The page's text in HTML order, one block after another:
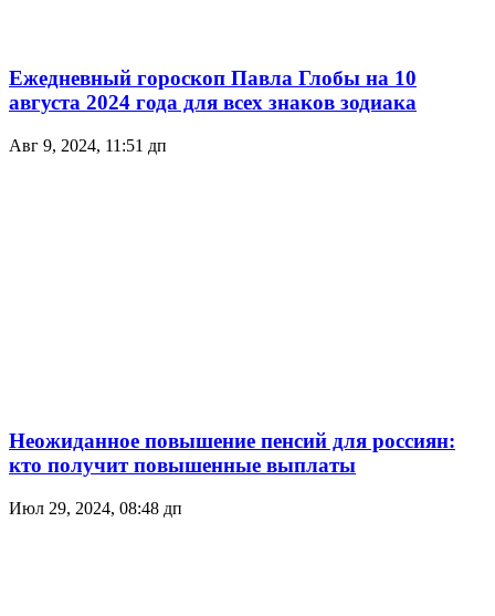
Ежедневный гороскоп Павла Глобы на 10
августа 2024 года для всех знаков зодиака
Авг 9, 2024, 11:51 дп
Неожиданное повышение пенсий для россиян:
кто получит повышенные выплаты
Июл 29, 2024, 08:48 дп